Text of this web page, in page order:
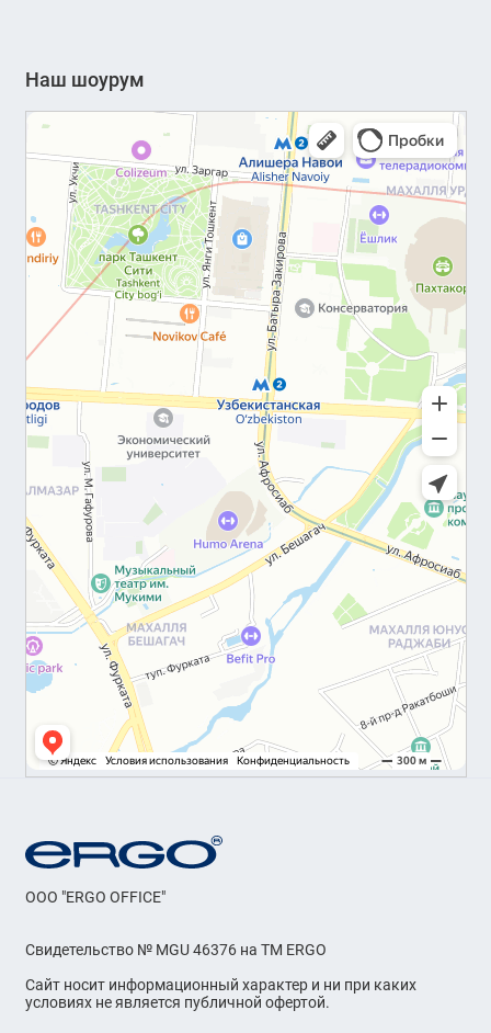
Наш шоурум
OOO "ERGO OFFICE"
Свидетельство № MGU 46376 на ТМ ERGO
Сайт носит информационный характер и ни при каких
условиях не является публичной офертой.